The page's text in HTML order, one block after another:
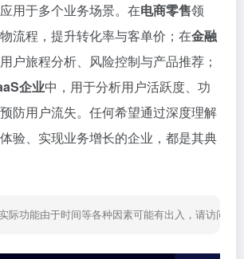
用于多个业务场景。在电商零售领
流程，提升转化率与客单价；在金融
户旅程分析、风险控制与产品推荐；
企业中，用于分析用户活跃度、功
防用户流失。任何希望通过深度理解
验、实现业务增长的企业，都是其典
际功能由于时间等各种因素可能有出入，请访问网